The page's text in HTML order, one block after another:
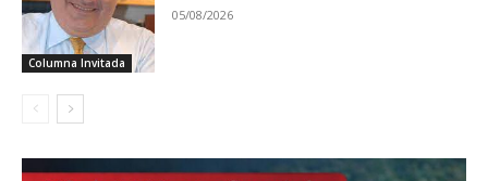
Columna Invitada
05/08/2026